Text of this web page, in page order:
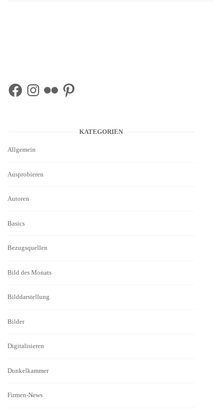
FacebookInstagram
Flickr Pinterest
KATEGORIEN
Allgemein
Ausprobieren
Autoren
Basics
Bezugsquellen
Bild des Monats
Bilddarstellung
Bilder
Digitalisieren
Dunkelkammer
Firmen-News